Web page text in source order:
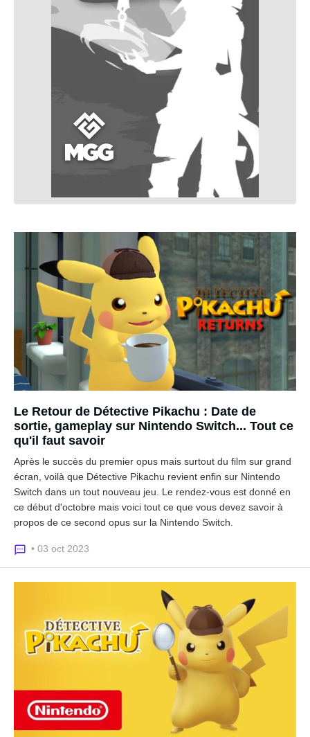
Le Retour de Détective Pikachu : Date de
sortie, gameplay sur Nintendo Switch... Tout ce
qu'il faut savoir
Après le succès du premier opus mais surtout du film sur grand
écran, voilà que Détective Pikachu revient enfin sur Nintendo
Switch dans un tout nouveau jeu. Le rendez-vous est donné en
ce début d'octobre mais voici tout ce que vous devez savoir à
propos de ce second opus sur la Nintendo Switch.
• 03 oct 2023